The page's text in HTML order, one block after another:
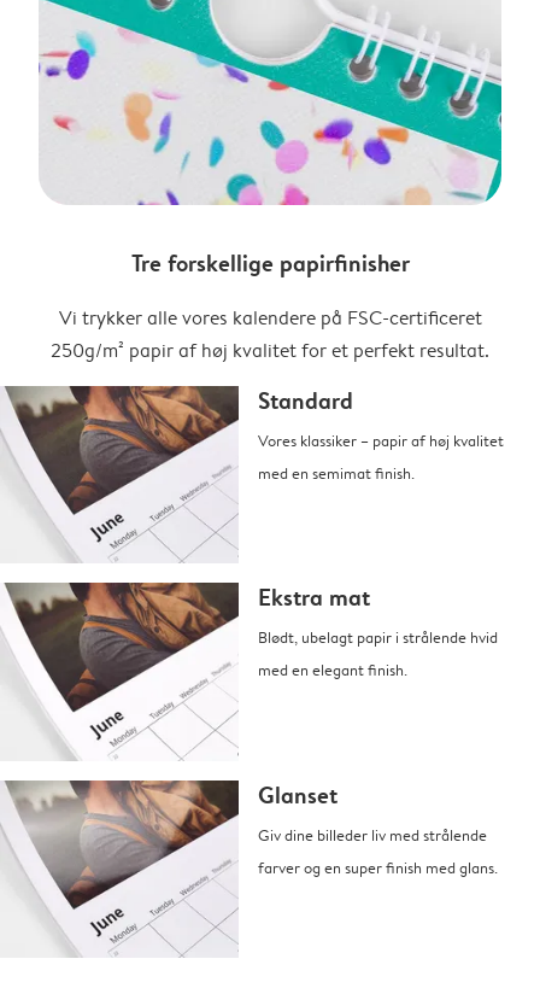
Tre forskellige papirfinisher
Vi trykker alle vores kalendere på FSC-certificeret
250g/m² papir af høj kvalitet for et perfekt resultat.
Standard
Vores klassiker – papir af høj kvalitet
med en semimat finish.
Ekstra mat
Blødt, ubelagt papir i strålende hvid
med en elegant finish.
Glanset
Giv dine billeder liv med strålende
farver og en super finish med glans.